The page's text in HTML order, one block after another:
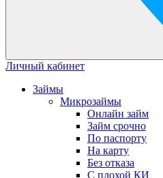
Личный кабинет
Займы
Микрозаймы
Онлайн займ
Займ срочно
По паспорту
На карту
Без отказа
С плохой КИ